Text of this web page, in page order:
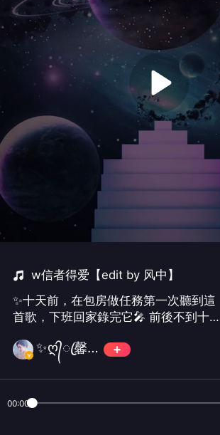
w信者得爱【edit by 风中】
✨十天前，在包房做任務第一次聽到這
首歌，下班回家錄完它🎤 前後不到十個
加這首Sammi的歌很有power，振奮人
心，讓愛❤️統領天下🥳同時把這首超燃
的歌送給和馨空同一天生日的傑西🎂🥂
以及4 26生日的樂章🎂《信者得愛》🎉
✨ღ᭄ꦿ馨੭ु馨੭ु貓✨
00:00